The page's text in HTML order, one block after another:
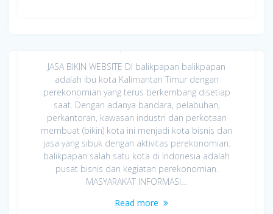
JASA BIKIN WEBSITE DI balikpapan balikpapan
adalah ibu kota Kalimantan Timur dengan
perekonomian yang terus berkembang disetiap
saat. Dengan adanya bandara, pelabuhan,
perkantoran, kawasan industri dan perkotaan
membuat (bikin) kota ini menjadi kota bisnis dan
jasa yang sibuk dengan aktivitas perekonomian.
balikpapan salah satu kota di Indonesia adalah
pusat bisnis dan kegiatan perekonomian.
MASYARAKAT INFORMASI…
Read more